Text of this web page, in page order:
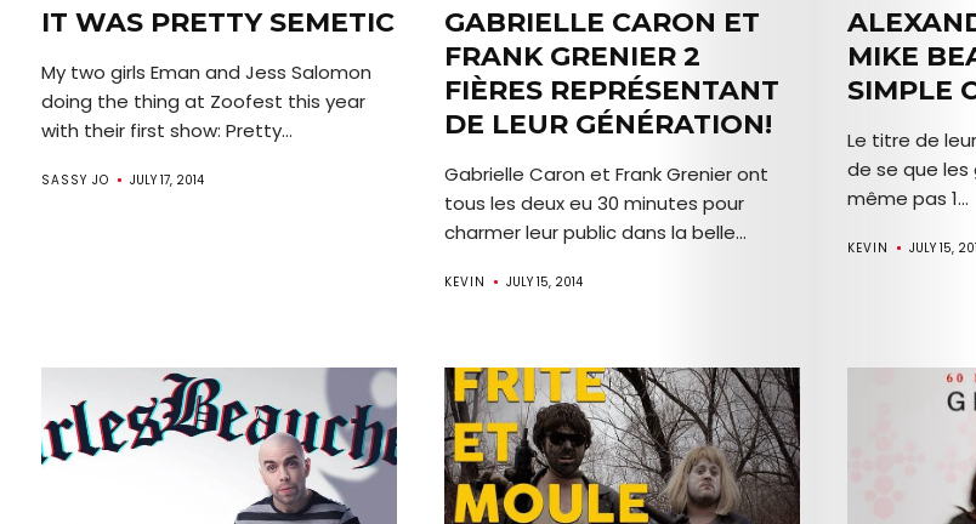
Mob’s
Reel
&
Join
IT WAS PRETTY SEMETIC
My two girls Eman and Jess Salomon
doing the thing at Zoofest this year
with their first show: Pretty...
SASSY JO JULY 17, 2014
GABRIELLE CARON ET
FRANK GRENIER 2
FIÈRES REPRÉSENTANT
DE LEUR GÉNÉRATION!
Gabrielle Caron et Frank Grenier ont
tous les deux eu 30 minutes pour
charmer leur public dans la belle...
KEVIN JULY 15, 2014
MIKE
SIMPLE
Le titre de
de se que les
même pas 1...
KEVIN JULY 15,